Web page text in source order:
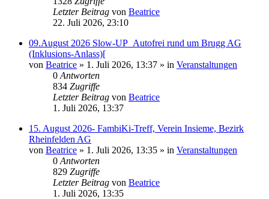
Letzter Beitrag von Beatrice
22. Juli 2026, 23:10
09.August 2026 Slow-UP_Autofrei rund um Brugg AG
(Inklusions-Anlass)[
von Beatrice » 1. Juli 2026, 13:37 » in Veranstaltungen
0 Antworten
834 Zugriffe
Letzter Beitrag von Beatrice
1. Juli 2026, 13:37
15. August 2026- FambiKi-Treff, Verein Insieme, Bezirk
Rheinfelden AG
von Beatrice » 1. Juli 2026, 13:35 » in Veranstaltungen
0 Antworten
829 Zugriffe
Letzter Beitrag von Beatrice
1. Juli 2026, 13:35